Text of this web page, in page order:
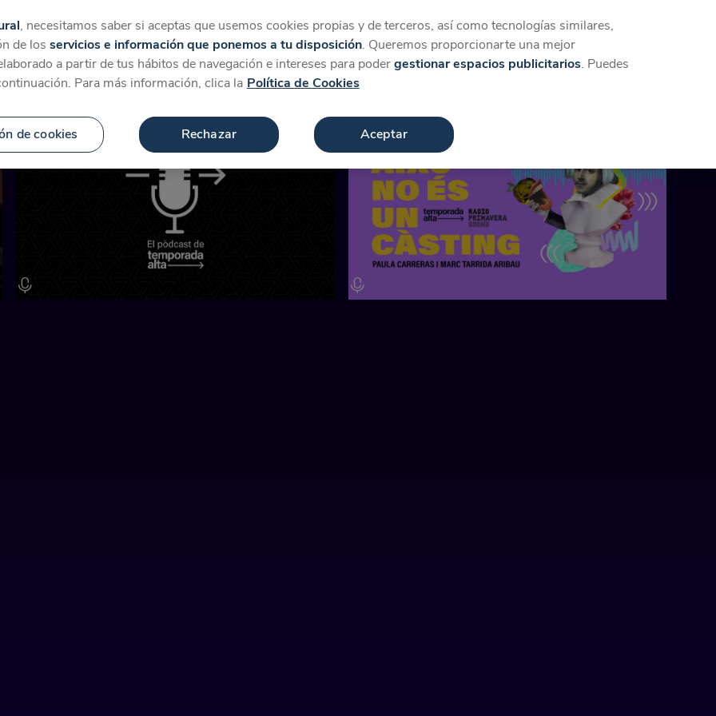
Favoritos Más Iniciar sesión Crear cuenta
'Sergio Blanco'
, necesitamos saber si aceptas que usemos cookies propias y de terceros, así como tecnologías similares,
de los servicios e información que ponemos a tu disposición. Queremos proporcionarte una mejor
a partir de tus hábitos de navegación e intereses para podergestionar espacios publicitarios. Puedes
Para más información, clica la Política de Cookies
de cookies Rechazar Aceptar